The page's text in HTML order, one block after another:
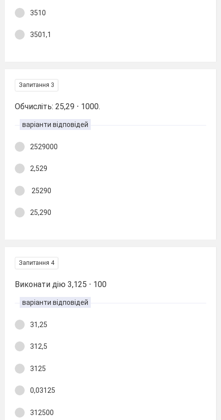
3510
3501,1
Запитання 3
Обчисліть: 25,29 ⋅ 1000.
варіанти відповідей
2529000
2,529
25290
25,290
Запитання 4
Виконати дію 3,125 ⋅ 100
варіанти відповідей
31,25
312,5
3125
0,03125
312500